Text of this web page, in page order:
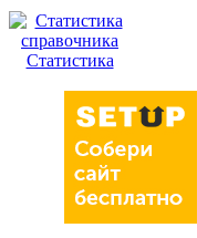
Статистика